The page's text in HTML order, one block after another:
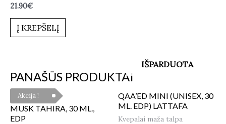
Įvertinimas:
iš
21.90€
Į KREPŠELĮ
PANAŠŪS PRODUKTAI
Akcija !
MUSK TAHIRA, 30 ML.,
EDP
IŠPARDUOTA
QAA’ED MINI (UNISEX, 30
ML. EDP) LATTAFA
Kvepalai maža talpa